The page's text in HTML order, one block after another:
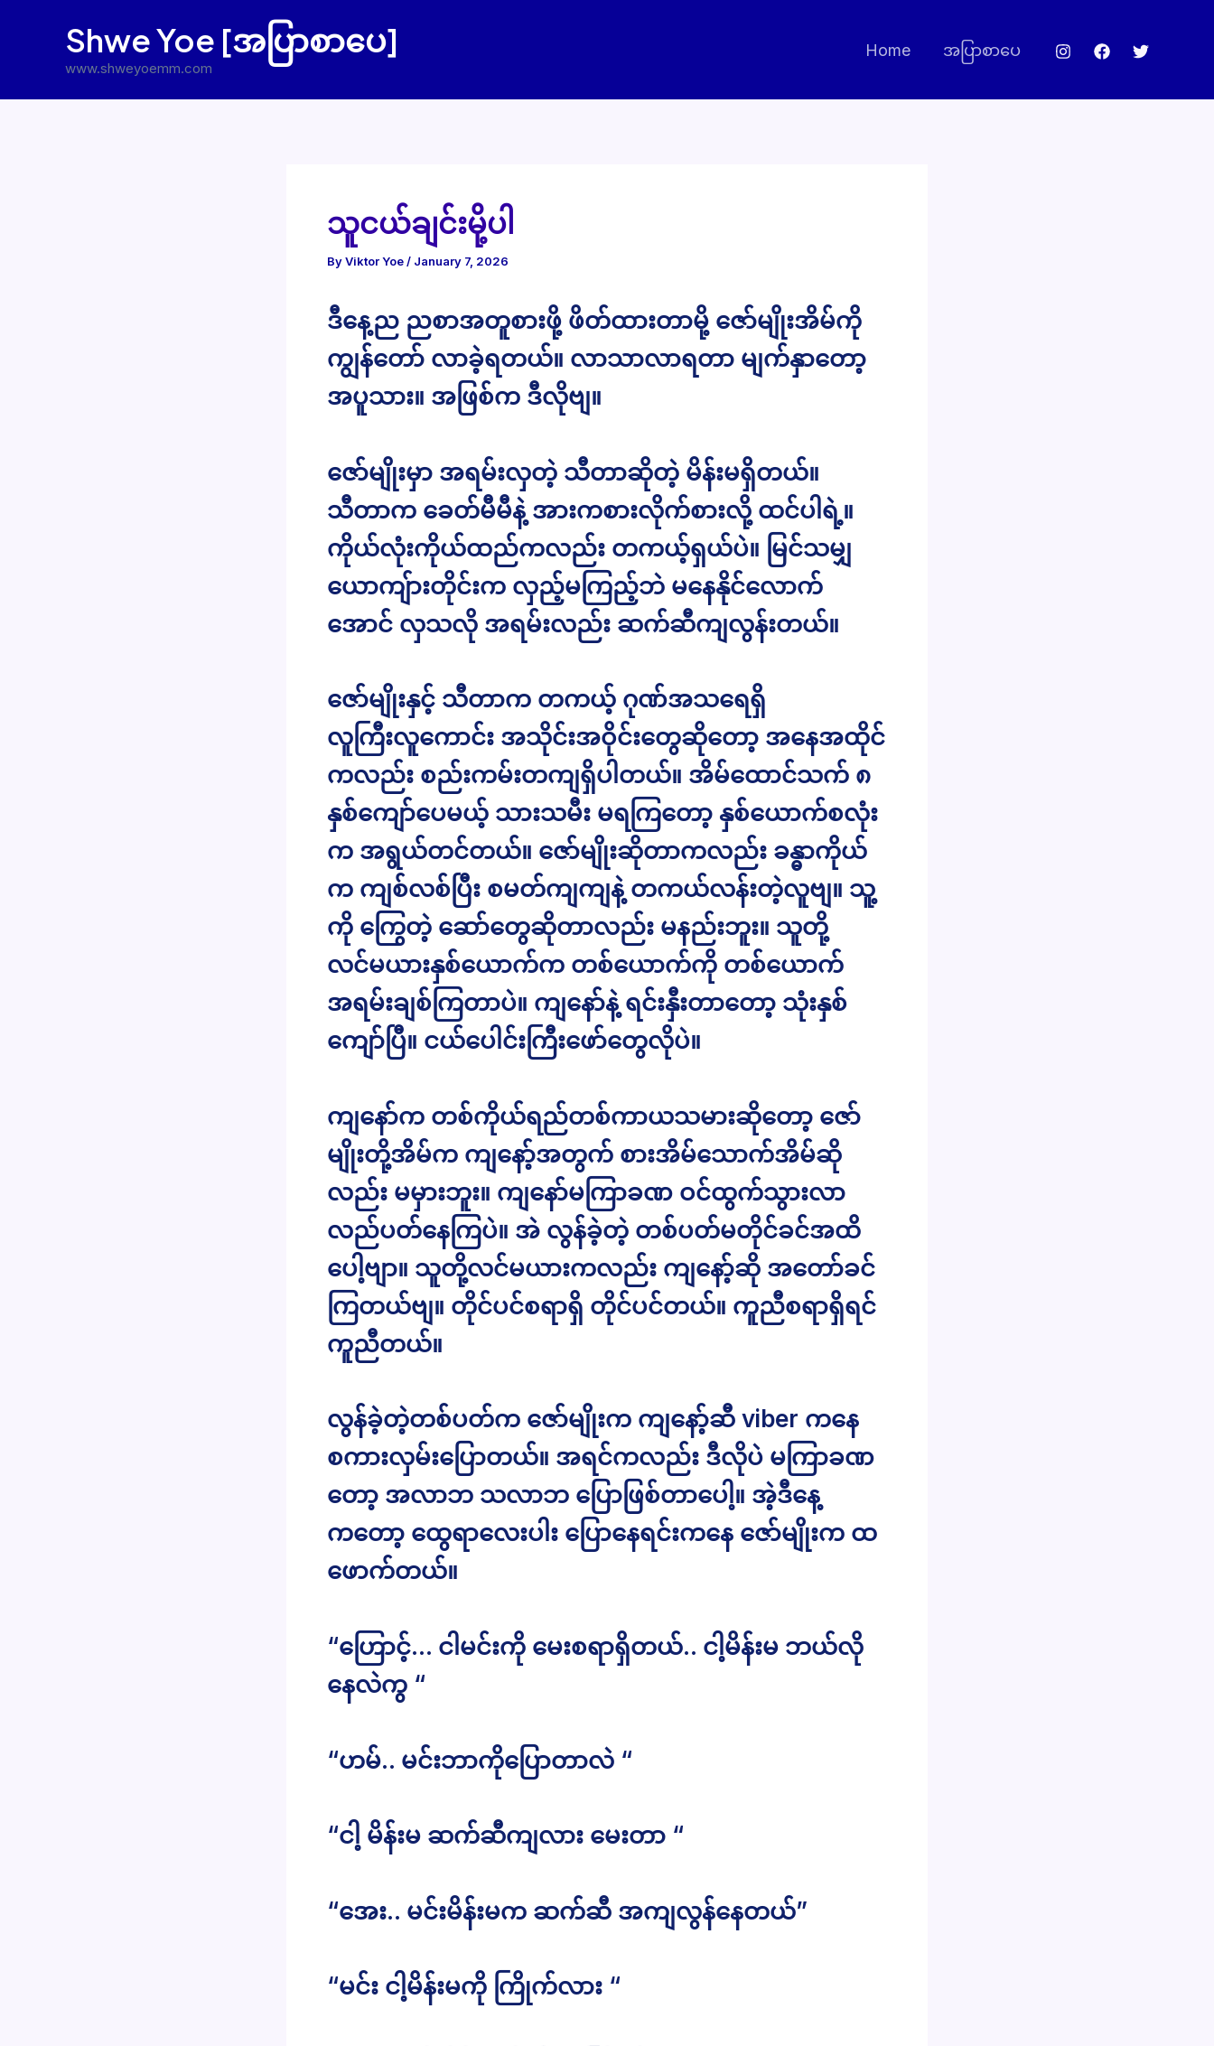
Shwe Yoe [အပြာစာပေ]
www.shweyoemm.com
Home အပြာစာပေ
သူငယ်ချင်းမို့ပါ
ByViktor Yoe/ January 7, 2026
ဒီနေ့ည ညစာအတူစားဖို့ ဖိတ်ထားတာမို့ ဇော်မျိုးအိမ်ကို
ကျွန်တော် လာခဲ့ရတယ်။ လာသာလာရတာ မျက်နှာတော့
အပူသား။ အဖြစ်က ဒီလိုဗျ။
ဇော်မျိုးမှာ အရမ်းလှတဲ့ သီတာဆိုတဲ့ မိန်းမရှိတယ်။
သီတာက ခေတ်မီမီနဲ့ အားကစားလိုက်စားလို့ ထင်ပါရဲ့။
ကိုယ်လုံးကိုယ်ထည်ကလည်း တကယ့်ရှယ်ပဲ။ မြင်သမျှ
ယောကျ်ားတိုင်းက လှည့်မကြည့်ဘဲ မနေနိုင်လောက်
အောင် လှသလို အရမ်းလည်း ဆက်ဆီကျလွန်းတယ်။
ဇော်မျိုးနှင့် သီတာက တကယ့် ဂုဏ်အသရေရှိ
လူကြီးလူကောင်း အသိုင်းအဝိုင်းတွေဆိုတော့ အနေအထိုင်
ကလည်း စည်းကမ်းတကျရှိပါတယ်။ အိမ်ထောင်သက် ၈
နှစ်ကျော်ပေမယ့် သားသမီး မရကြတော့ နှစ်ယောက်စလုံး
က အရွယ်တင်တယ်။ ဇော်မျိုးဆိုတာကလည်း ခန္ဓာကိုယ်
က ကျစ်လစ်ပြီး စမတ်ကျကျနဲ့ တကယ်လန်းတဲ့လူဗျ။ သူ့
ကို ကြွေတဲ့ ဆော်တွေဆိုတာလည်း မနည်းဘူး။ သူတို့
လင်မယားနှစ်ယောက်က တစ်ယောက်ကို တစ်ယောက်
အရမ်းချစ်ကြတာပဲ။ ကျနော်နဲ့ ရင်းနှီးတာတော့ သုံးနှစ်
ကျော်ပြီ။ ငယ်ပေါင်းကြီးဖော်တွေလိုပဲ။
ကျနော်က တစ်ကိုယ်ရည်တစ်ကာယသမားဆိုတော့ ဇော်
မျိုးတို့အိမ်က ကျနော့်အတွက် စားအိမ်သောက်အိမ်ဆို
လည်း မမှားဘူး။ ကျနော်မကြာခဏ ဝင်ထွက်သွားလာ
လည်ပတ်နေကြပဲ။ အဲ လွန်ခဲ့တဲ့ တစ်ပတ်မတိုင်ခင်အထိ
ပေါ့ဗျာ။ သူတို့လင်မယားကလည်း ကျနော့်ဆို အတော်ခင်
ကြတယ်ဗျ။ တိုင်ပင်စရာရှိ တိုင်ပင်တယ်။ ကူညီစရာရှိရင်
ကူညီတယ်။
လွန်ခဲ့တဲ့တစ်ပတ်က ဇော်မျိုးက ကျနော့်ဆီ viber ကနေ
စကားလှမ်းပြောတယ်။ အရင်ကလည်း ဒီလိုပဲ မကြာခဏ
တော့ အလာဘ သလာဘ ပြောဖြစ်တာပေါ့။ အဲ့ဒီနေ့
ကတော့ ထွေရာလေးပါး ပြောနေရင်းကနေ ဇော်မျိုးက ထ
ဖောက်တယ်။
“ဟြောင့်… ငါမင်းကို မေးစရာရှိတယ်.. ငါ့မိန်းမ ဘယ်လို
နေလဲကွ “
“ဟမ်.. မင်းဘာကိုပြောတာလဲ “
“ငါ့ မိန်းမ ဆက်ဆီကျလား မေးတာ “
“အေး.. မင်းမိန်းမက ဆက်ဆီ အကျလွန်နေတယ်”
“မင်း ငါ့မိန်းမကို ကြိုက်လား “